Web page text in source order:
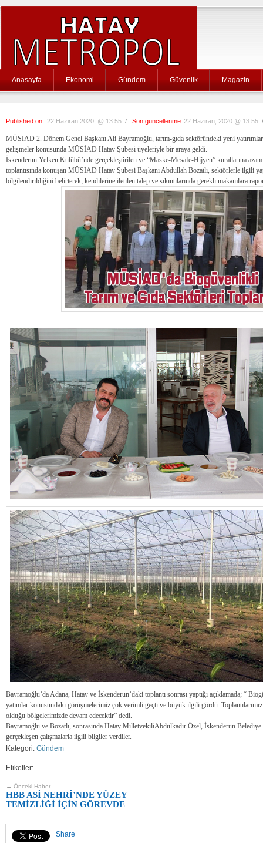
Anasayfa Ekonomi Gündem Güvenlik Magazin
Published on: 22 Haziran 2020, @ 13:55 / Son güncellenme 22 Haziran, 2020 @ 13:55
MÜSIAD 2. Dönem Genel Başkanı Ali Bayramoğlu, tarım-gıda sektöründeki yeni
gelişmeler konusunda MÜSİAD Hatay Şubesi üyeleriyle bir araya geldi.
İskenderun Yelken Kulübü’nde gerçekleştirilen ve “Maske-Mesafe-Hijyen” kurallarına
toplantısında konuşan MÜSIAD Hatay Şubesi Başkanı Abdullah Bozatlı, sektörlerle ilgili
bilgilendirildiğini belirterek; kendilerine iletilen talep ve sıkıntılarında gerekli makamlara
Bayramoğlu’da Adana, Hatay ve İskenderun’daki toplantı sonrası yaptığı açıklamada; “
yatımlar konusundaki görüşmelerimiz çok verimli geçti ve büyük ilgili gördü. Toplantılarımız
olduğu bölgelerimizde devam edecektir” dedi.
Bayramoğlu ve Bozatlı, sonrasında Hatay MilletvekiliAbdulkadir Özel, İskenderun Belediye
gerçekleşen çalışmalarla ilgili bilgiler verdiler.
Kategori: Gündem
Etiketler:
← Önceki Haber
HBB ASİ NEHRİ’NDE YÜZEY
TEMİZLİĞİ İÇİN GÖREVDE
Share